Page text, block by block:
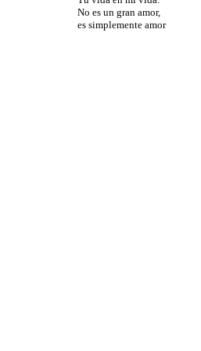
No es un gran amor,
es simplemente amor